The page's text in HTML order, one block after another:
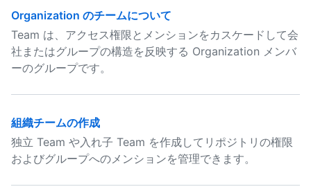
Organization のチームについて
Team は、アクセス権限とメンションをカスケードして会
社またはグループの構造を反映する Organization メンバ
ーのグループです。
組織チームの作成
独立 Team や入れ子 Team を作成してリポジトリの権限
およびグループへのメンションを管理できます。